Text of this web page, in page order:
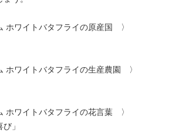
ホワイトバタフライの原産国 〉
ホワイトバタフライの生産農園 〉
ホワイトバタフライの花言葉 〉
」